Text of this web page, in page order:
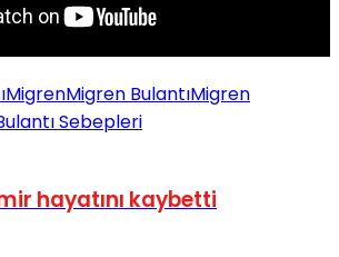
MigrenMigren BulantıMigren
Sebepleri
hayatını kaybetti